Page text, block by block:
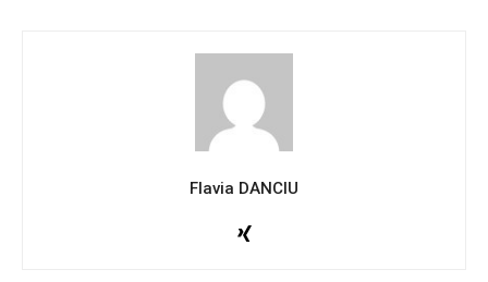
Flavia DANCIU